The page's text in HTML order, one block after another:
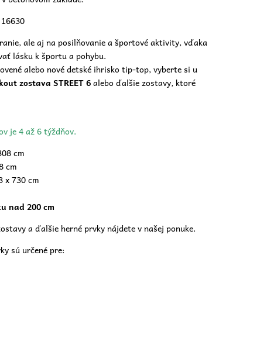
ale aj na posilňovanie a športové aktivity, vďaka
lásku k športu a pohybu.
alebo novédetské ihriskotip-top, vyberte si u
zostava STREET 6alebo ďalšie zostavy, ktoré
je 4 až 6 týždňov.
cm
cm
x 730 cm
nad 200 cm
a ďalšie herné prvky nájdete v našejponuke.
sú určené pre: